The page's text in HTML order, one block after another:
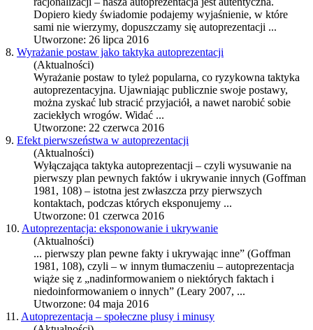
Dopiero kiedy świadomie podajemy wyjaśnienie, w które
sami nie wierzymy, dopuszczamy się autoprezentacji ...
Utworzone: 26 lipca 2016
8. Wyrażanie postaw jako taktyka autoprezentacji
(Aktualności)
Wyrażanie postaw to tyleż popularna, co ryzykowna taktyka
autoprezentacyjna. Ujawniając publicznie swoje postawy,
można zyskać lub stracić przyjaciół, a nawet narobić sobie
zaciekłych wrogów. Widać ...
Utworzone: 22 czerwca 2016
9. Efekt pierwszeństwa w autoprezentacji
(Aktualności)
Wyłączająca taktyka autoprezentacji – czyli wysuwanie na
pierwszy plan pewnych faktów i ukrywanie innych (Goffman
1981, 108) – istotna jest zwłaszcza przy pierwszych
kontaktach, podczas których eksponujemy ...
Utworzone: 01 czerwca 2016
10. Autoprezentacja: eksponowanie i ukrywanie
(Aktualności)
... pierwszy plan pewne fakty i ukrywając inne” (Goffman
1981, 108), czyli – w innym tłumaczeniu – autoprezentacja
wiąże się z „nadinformowaniem o niektórych faktach i
niedoinformowaniem o innych” (Leary 2007, ...
Utworzone: 04 maja 2016
11. Autoprezentacja – społeczne plusy i minusy